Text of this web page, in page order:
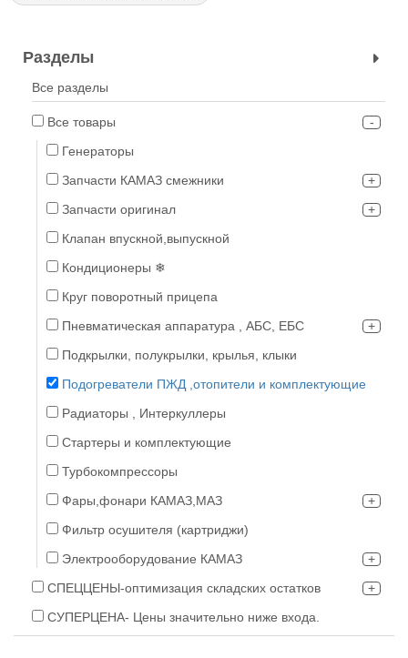
Разделы
Все разделы
Все товары
Генераторы
Запчасти КАМАЗ смежники
Запчасти оригинал
Клапан впускной,выпускной
Кондиционеры ❄
Круг поворотный прицепа
Пневматическая аппаратура , АБС, ЕБС
Подкрылки, полукрылки, крылья, клыки
Подогреватели ПЖД ,отопители и комплектующие
Радиаторы , Интеркуллеры
Стартеры и комплектующие
Турбокомпрессоры
Фары,фонари КАМАЗ,МАЗ
Фильтр осушителя (картриджи)
Электрооборудование КАМАЗ
СПЕЦЦЕНЫ-оптимизация складских остатков
СУПЕРЦЕНА- Цены значительно ниже входа.